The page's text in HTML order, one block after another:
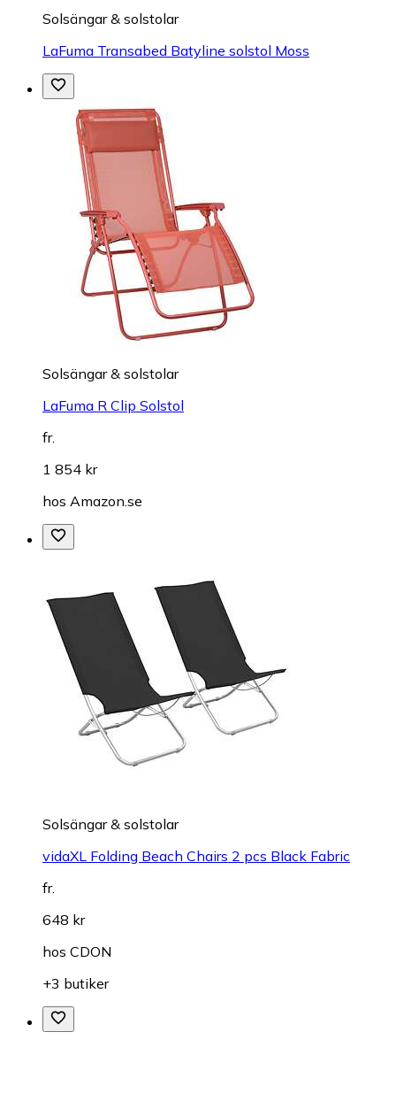
Solsängar & solstolar
LaFuma Transabed Batyline solstol Moss
Solsängar & solstolar
LaFuma R Clip Solstol
fr.
1 854 kr
hos Amazon.se
Solsängar & solstolar
vidaXL Folding Beach Chairs 2 pcs Black Fabric
fr.
648 kr
hos CDON
+3 butiker